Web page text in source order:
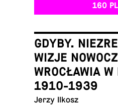
160
GDYBY.
WIZJE
WROCŁAWIA W
1910-1939
Jerzy Ilkosz